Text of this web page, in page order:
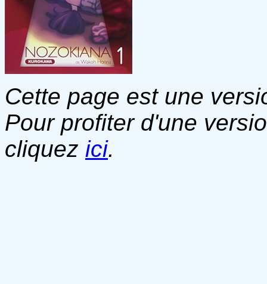
Cette page est une
Pour profiter d'une
cliquez ici.